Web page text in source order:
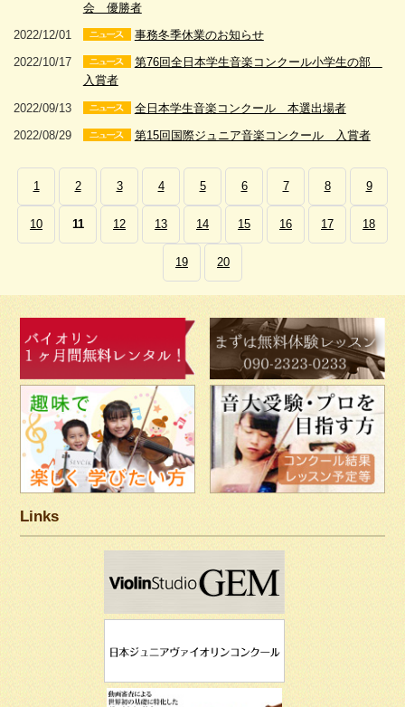
会 優勝者
2022/12/01 事務冬季休業のお知らせ
2022/10/17
第76回全日本学生音楽コンクール小学生の部
入賞者
2022/09/13 全日本学生音楽コンクール 本選出場者
2022/08/29 第15回国際ジュニア音楽コンクール 入賞者
1 2 3 4 5 6 7 8 9
10 11 12 13 14 15 16 17 18
19 20
Links